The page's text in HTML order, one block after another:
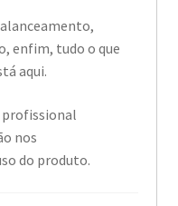
enfim, tudo o que
aqui.
profissional
nos
do produto.